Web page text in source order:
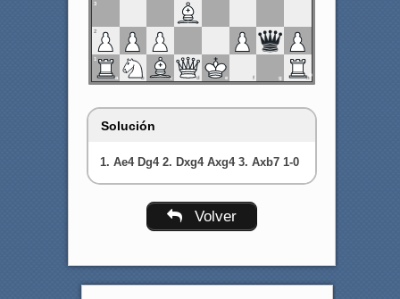
3
2
1
a b c d e f g h
Solución
1. Ae4 Dg4 2. Dxg4 Axg4 3. Axb7 1-0
Volver